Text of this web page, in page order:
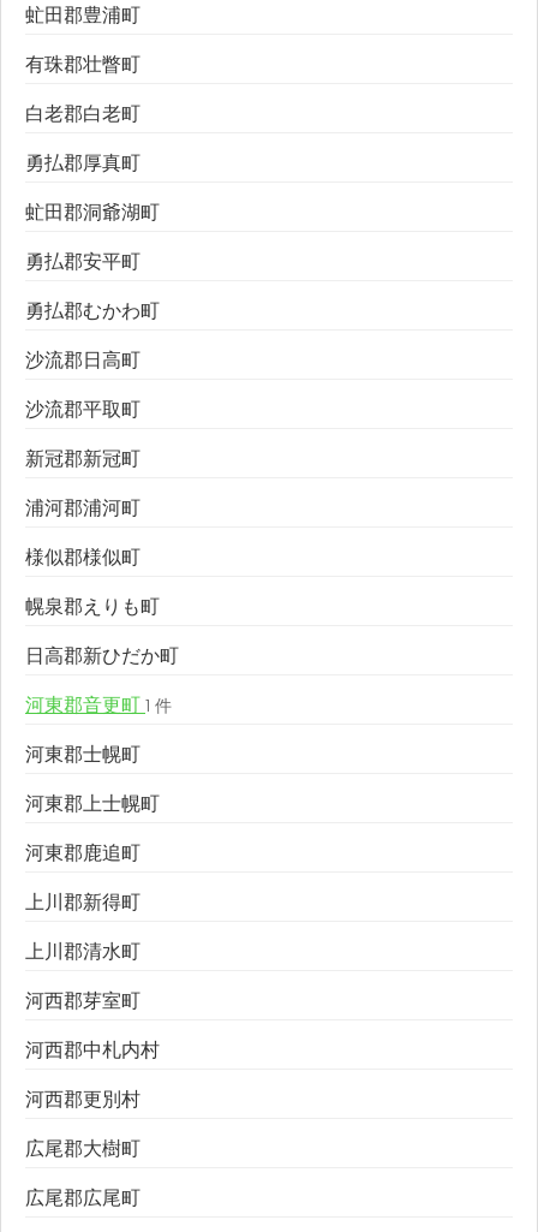
虻田郡豊浦町
有珠郡壮瞥町
白老郡白老町
勇払郡厚真町
虻田郡洞爺湖町
勇払郡安平町
勇払郡むかわ町
沙流郡日高町
沙流郡平取町
新冠郡新冠町
浦河郡浦河町
様似郡様似町
幌泉郡えりも町
日高郡新ひだか町
河東郡音更町 1 件
河東郡士幌町
河東郡上士幌町
河東郡鹿追町
上川郡新得町
上川郡清水町
河西郡芽室町
河西郡中札内村
河西郡更別村
広尾郡大樹町
広尾郡広尾町